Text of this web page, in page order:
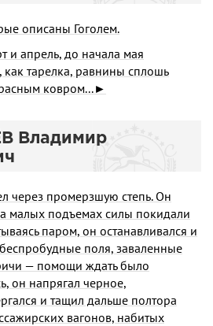
описаны Гоголем.
и апрель, до начала мая
тарелка, равнины сплошь
ковром...►
Владимир
через промерзшую степь. Он
малых подъемах си­лы покидали
паром, он останавливался и
поля, заваленные
— помощи ждать было
он напрягал черное,
и та­щил дальше полтора
вагонов, набитых